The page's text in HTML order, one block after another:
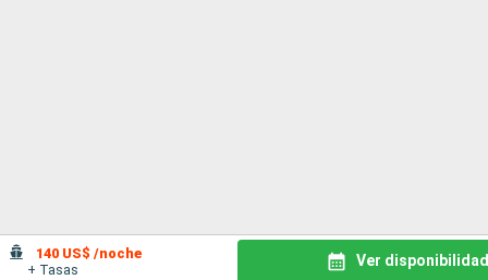
140 US$ /noche
+ Tasas
Ver disponibilidad